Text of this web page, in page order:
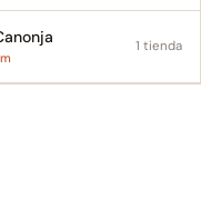
1 tienda